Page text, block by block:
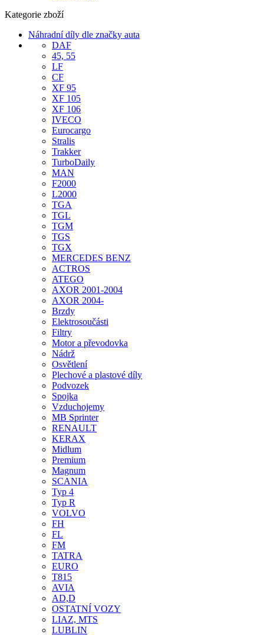
Kategorie zboží
Náhradní díly dle značky auta
DAF
45, 55
LF
CF
XF 95
XF 105
XF 106
IVECO
Eurocargo
Stralis
Trakker
TurboDaily
MAN
F2000
L2000
TGA
TGL
TGM
TGS
TGX
MERCEDES BENZ
ACTROS
ATEGO
AXOR 2001-2004
AXOR 2004-
Brzdy
Elektrosoučásti
Filtry
Motor a převodovka
Nádrž
Osvětlení
Plechové a plastové díly
Podvozek
Spojka
Vzduchojemy
MB Sprinter
RENAULT
KERAX
Midlum
Premium
Magnum
SCANIA
Typ 4
Typ R
VOLVO
FH
FL
FM
TATRA
EURO
T815
AVIA
AD,D
OSTATNÍ VOZY
LIAZ, MTS
LUBLIN